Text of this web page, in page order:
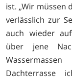
ist. „Wir müssen
verlässlich zur
auch wieder
über jene
Dachterrasse